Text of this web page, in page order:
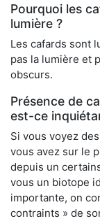
Pourquoi les
lumière ?
Les cafards sont
pas la lumière et
obscurs.
Présence de
est-ce
Si vous voyez
vous avez sur le
depuis un
vous un biotope
importante, on
contraints » de